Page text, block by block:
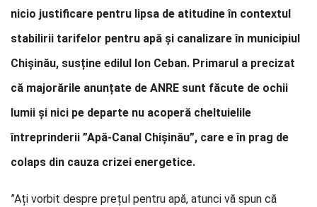
nicio justificare pentru lipsa de atitudine în contextul
stabilirii tarifelor pentru apă și canalizare în municipiul
Chișinău, susține edilul Ion Ceban. Primarul a precizat
că majorările anunțate de ANRE sunt făcute de ochii
lumii și nici pe departe nu acoperă cheltuielile
întreprinderii ”Apă-Canal Chișinău”, care e în prag de
colaps din cauza crizei energetice.
”Ați vorbit despre prețul pentru apă, atunci vă spun că